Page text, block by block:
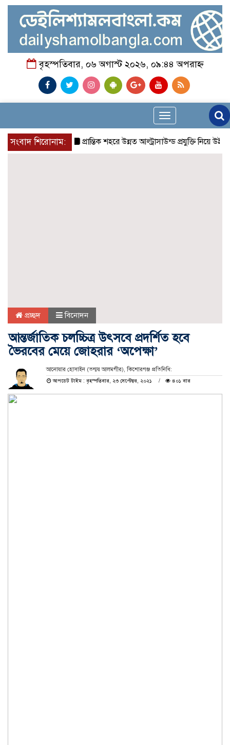
বৃহস্পতিবার, ০৬ অগাস্ট ২০২৬, ০৯:৪৪ অপরাহ্ন
Toggle
navigation
সংবাদ শিরোনাম:প্রান্তিক শহরে উন্নত আল্ট্রাসাউন্ড প্রযুক্তি নিয়ে উইপ্রো
প্রচ্ছদ বিনোদন
আন্তর্জাতিক চলচ্চিত্র উৎসবে প্রদর্শিত হবে
ভৈরবের মেয়ে জোহরার ‘অপেক্ষা’
আনোয়ার হোসাইন (তন্ময় আলমগীর), কিশোরগঞ্জ প্রতিনিধি:
আপডেট টাইম : বৃহস্পতিবার, ২৩ সেপ্টেম্বর, ২০২১
৪০১ বার